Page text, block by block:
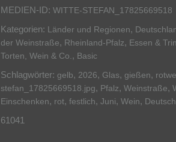
MEDIEN-ID: WITTE-STEFAN_17825669518
Kategorien: Länder und Regionen,
der Weinstraße, Rheinland-Pfalz, Essen &
Torten, Wein & Co., Basic
Schlagwörter: gelb, 2026, Glas, gießen,
stefan_17825669518.jpg, Pfalz, Weinstraße,
Einschenken, rot, festlich, Juni, Wein,
61041